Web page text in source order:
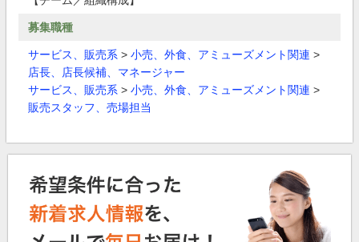
募集職種
サービス、販売系 > 小売、外食、アミューズメント関連 >
店長、店長候補、マネージャー
サービス、販売系 > 小売、外食、アミューズメント関連 >
販売スタッフ、売場担当